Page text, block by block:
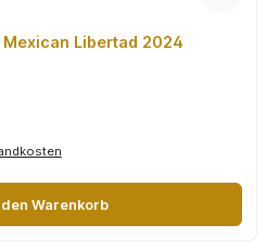
Libertad 2024
den Warenkorb